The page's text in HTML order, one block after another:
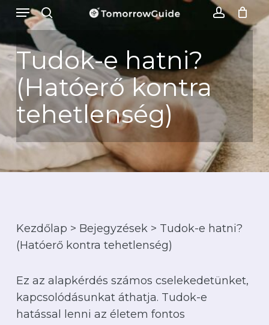
Skip
main
content
keresés account
Menu
Kosár Kosár
Tudok-e hatni?
(Hatóerő kontra
tehetlenség)
Kezdőlap > Bejegyzések> Tudok-e hatni?
(Hatóerő kontra tehetlenség)
Ez az alapkérdés számos cselekedetünket,
kapcsolódásunkat áthatja. Tudok-e
hatással lenni az életem fontos